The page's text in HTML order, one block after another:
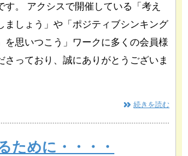
す。 アクシスで開催している「考え
ましょう」や「ポジティブシンキング
を思いつこう」ワークに多くの会員様
さっており、誠にありがとうございま
続きを読む
ために・・・・